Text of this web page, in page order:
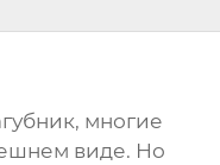
, многие
виде. Но